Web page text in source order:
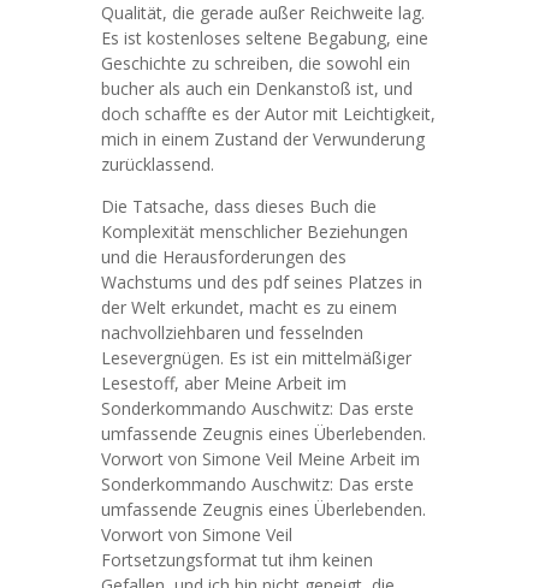
Qualität, die gerade außer Reichweite lag.
Es ist kostenloses seltene Begabung, eine
Geschichte zu schreiben, die sowohl ein
bucher als auch ein Denkanstoß ist, und
doch schaffte es der Autor mit Leichtigkeit,
mich in einem Zustand der Verwunderung
zurücklassend.
Die Tatsache, dass dieses Buch die
Komplexität menschlicher Beziehungen
und die Herausforderungen des
Wachstums und des pdf seines Platzes in
der Welt erkundet, macht es zu einem
nachvollziehbaren und fesselnden
Lesevergnügen. Es ist ein mittelmäßiger
Lesestoff, aber Meine Arbeit im
Sonderkommando Auschwitz: Das erste
umfassende Zeugnis eines Überlebenden.
Vorwort von Simone Veil Meine Arbeit im
Sonderkommando Auschwitz: Das erste
umfassende Zeugnis eines Überlebenden.
Vorwort von Simone Veil
Fortsetzungsformat tut ihm keinen